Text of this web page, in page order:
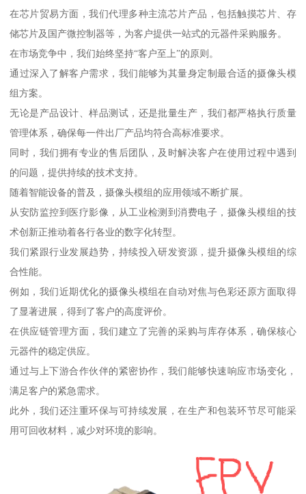
在芯片贸易方面，我们代理多种主流芯片产品，包括触摸芯片、存
储芯片及国产微控制器等，为客户提供一站式的元器件采购服务。
在市场竞争中，我们始终坚持“客户至上”的原则。
通过深入了解客户需求，我们能够为其量身定制最合适的摄像头模
组方案。
无论是产品设计、样品测试，还是批量生产，我们都严格执行质量
管理体系，确保每一件出厂产品均符合高标准要求。
同时，我们拥有专业的售后团队，及时解决客户在使用过程中遇到
的问题，提供持续的技术支持。
随着智能设备的普及，摄像头模组的应用领域不断扩展。
从安防监控到医疗影像，从工业检测到消费电子，摄像头模组的技
术创新正推动着各行各业的数字化转型。
我们紧跟行业发展趋势，持续投入研发资源，提升摄像头模组的综
合性能。
例如，我们近期优化的摄像头模组在自动对焦与色彩还原方面取得
了显著进展，得到了客户的高度评价。
在供应链管理方面，我们建立了完善的采购与库存体系，确保核心
元器件的稳定供应。
通过与上下游合作伙伴的紧密协作，我们能够快速响应市场变化，
满足客户的紧急需求。
此外，我们还注重环保与可持续发展，在生产和包装环节尽可能采
用可回收材料，减少对环境的影响。